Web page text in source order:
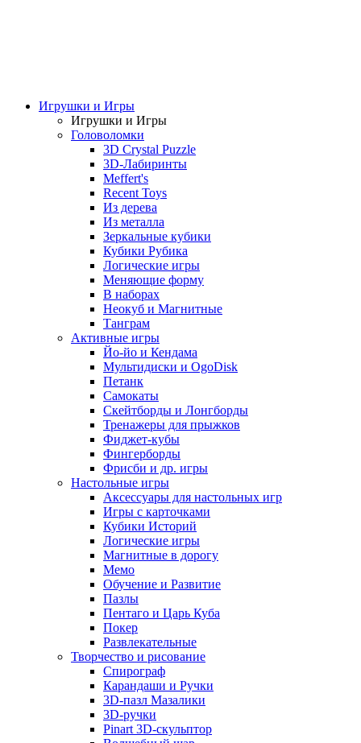
Игрушки и Игры
Игрушки и Игры
Головоломки
3D Crystal Puzzle
3D-Лабиринты
Meffert's
Recent Toys
Из дерева
Из металла
Зеркальные кубики
Кубики Рубика
Логические игры
Меняющие форму
В наборах
Неокуб и Магнитные
Танграм
Активные игры
Йо-йо и Кендама
Мультидиски и OgoDisk
Петанк
Самокаты
Скейтборды и Лонгборды
Тренажеры для прыжков
Фиджет-кубы
Фингерборды
Фрисби и др. игры
Настольные игры
Аксессуары для настольных игр
Игры с карточками
Кубики Историй
Логические игры
Магнитные в дорогу
Мемо
Обучение и Развитие
Пазлы
Пентаго и Царь Куба
Покер
Развлекательные
Творчество и рисование
Спирограф
Карандаши и Ручки
3D-пазл Мазалики
3D-ручки
Pinart 3D-скульптор